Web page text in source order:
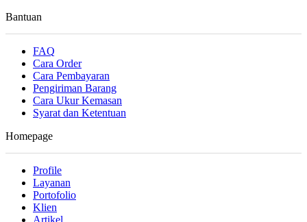
Bantuan
FAQ
Cara Order
Cara Pembayaran
Pengiriman Barang
Cara Ukur Kemasan
Syarat dan Ketentuan
Homepage
Profile
Layanan
Portofolio
Klien
Artikel